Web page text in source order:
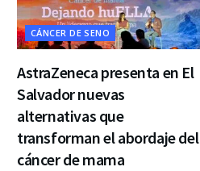
CÁNCER DE SENO
AstraZeneca presenta en El
Salvador nuevas
alternativas que
transforman el abordaje del
cáncer de mama